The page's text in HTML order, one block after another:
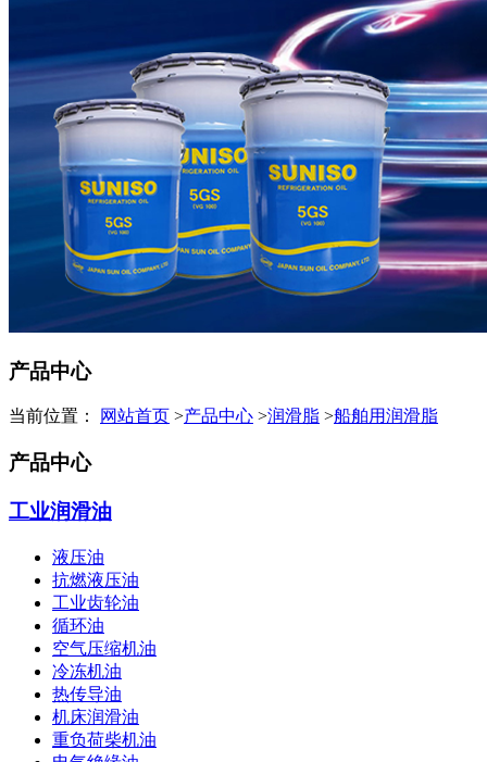
产品中心
当前位置： 网站首页 >产品中心 >润滑脂 >船舶用润滑脂
产品中心
工业润滑油
液压油
抗燃液压油
工业齿轮油
循环油
空气压缩机油
冷冻机油
热传导油
机床润滑油
重负荷柴机油